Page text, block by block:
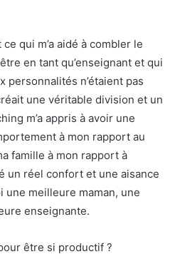
qui m’a aidé à combler le
en tant qu’enseignant et qui
personnalités n’étaient pas
une véritable division et un
m’a appris à avoir une
à mon rapport au
famille à mon rapport à
un réel confort et une aisance
une meilleure maman, une
enseignante.
être si productif ?